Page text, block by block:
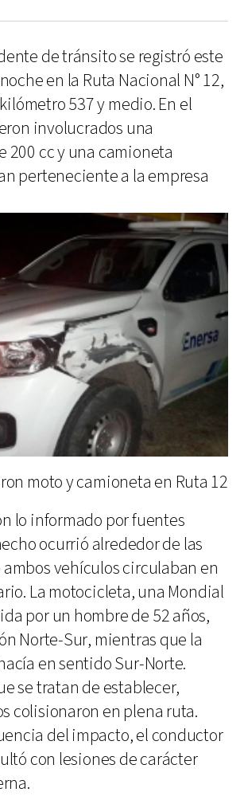
de tránsito se registró este
en la Ruta Nacional N° 12,
537 y medio. En el
involucrados una
200 cc y una camioneta
perteneciente a la empresa
moto y camioneta en Ruta 12
lo informado por fuentes
ocurrió alrededor de las
ambos vehículos circulaban en
La motocicleta, una Mondial
por un hombre de 52 años,
Norte-Sur, mientras que la
en sentido Sur-Norte.
se tratan de establecer,
colisionaron en plena ruta.
del impacto, el conductor
con lesiones de carácter